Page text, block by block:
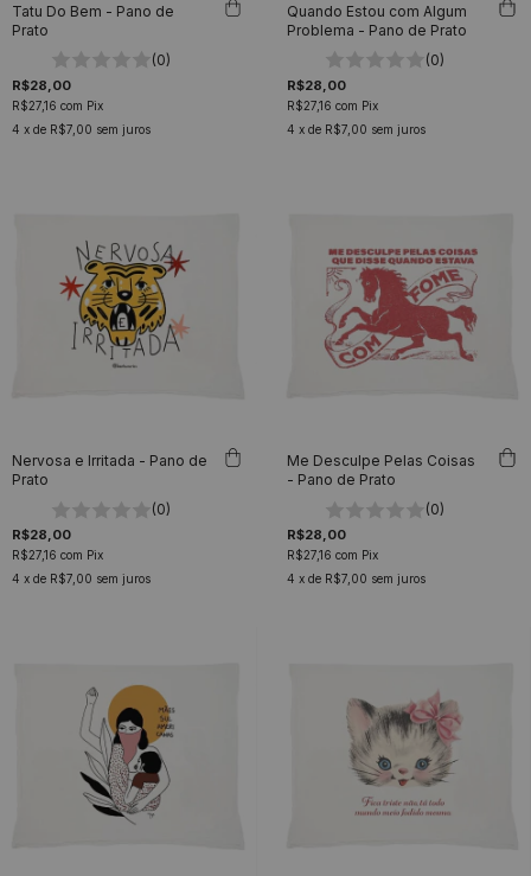
Tatu Do Bem - Pano de
Prato
(0)
R$28,00
R$27,16 com Pix
4 x de R$7,00 sem juros
Quando Estou com Algum
Problema - Pano de Prato
(0)
R$28,00
R$27,16 com Pix
4 x de R$7,00 sem juros
Nervosa e Irritada - Pano de
Prato
(0)
R$28,00
R$27,16 com Pix
4 x de R$7,00 sem juros
Me Desculpe Pelas Coisas
- Pano de Prato
(0)
R$28,00
R$27,16 com Pix
4 x de R$7,00 sem juros